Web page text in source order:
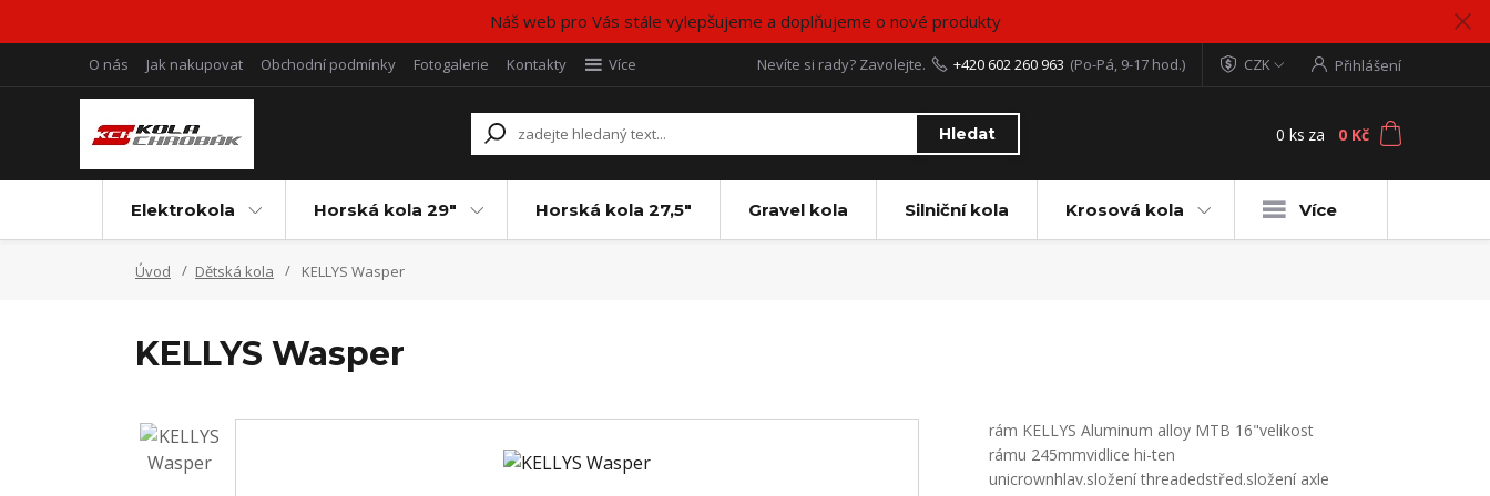
Náš web pro Vás stále vylepšujeme a doplňujeme o nové produkty
O nás Jak nakupovat Obchodní podmínky Fotogalerie Kontakty Více CZK Přihlášení
Hledat
Nevíte si rady? Zavolejte. +420 602 260 963 (Po-Pá, 9-17 hod.)
0 ks za 0 Kč
Elektrokola Horská kola 29" Horská kola 27,5" Gravel kola Silniční kola Krosová kola Více
Úvod Dětská kola KELLYS Wasper
KELLYS Wasper
rám KELLYS Aluminum alloy MTB 16"velikost
rámu 245mmvidlice hi-ten
unicrownhlav.složení threadedstřed.složení axle